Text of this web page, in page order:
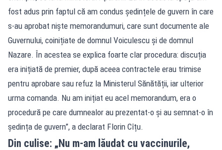
fost adus prin faptul că am condus ședințele de guvern în care
s-au aprobat niște memorandumuri, care sunt documente ale
Guvernului, coinițiate de domnul Voiculescu și de domnul
Nazare. În acestea se explica foarte clar procedura: discuția
era inițiată de premier, după aceea contractele erau trimise
pentru aprobare sau refuz la Ministerul Sănătății, iar ulterior
urma comanda. Nu am inițiat eu acel memorandum, era o
procedură pe care dumnealor au prezentat-o și au semnat-o în
ședința de guvern”, a declarat Florin Cîțu.
Din culise: „Nu m-am lăudat cu vaccinurile,